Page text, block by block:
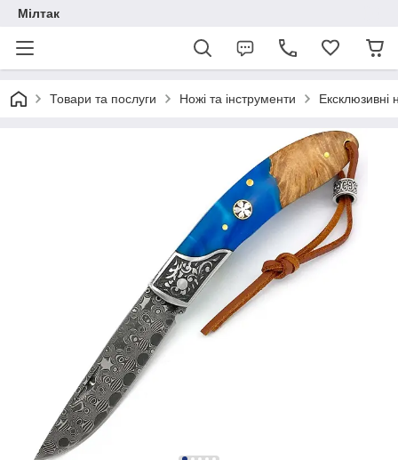
Мілтак
Товари та послуги Ножі та інструменти Ексклюзивні